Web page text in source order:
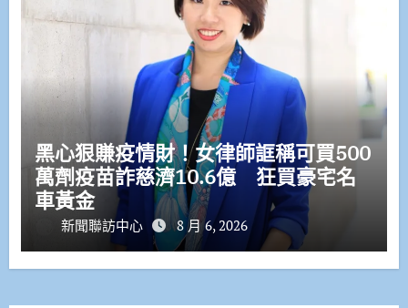
黑心狠賺疫情財！女律師誆稱可買500
萬劑疫苗詐慈濟10.6億 狂買豪宅名
車黃金
新聞聯訪中心 8 月 6, 2026